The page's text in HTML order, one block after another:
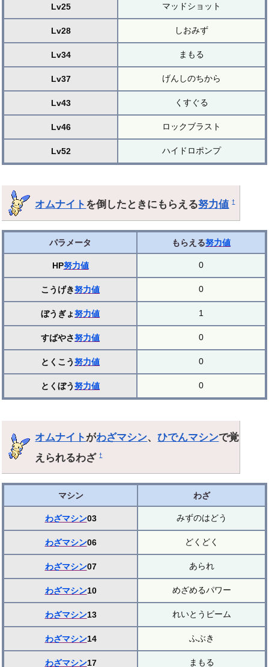
Lv25 マッドショット
Lv28 しおみず
Lv34 まもる
Lv37 げんしのちから
Lv43 くすぐる
Lv46 ロックブラスト
Lv52 ハイドロポンプ
オムナイト を倒したときにもらえる努力値 †
パラメータ もらえる努力値
HP努力値 0
こうげき努力値 0
ぼうぎょ努力値 1
すばやさ努力値 0
とくこう努力値 0
とくぼう努力値 0
オムナイトがわざマシン、ひでんマシンで覚
えられるわざ†
マシン わざ
わざマシン03 みずのはどう
わざマシン06 どくどく
わざマシン07 あられ
わざマシン10 めざめるパワー
わざマシン13 れいとうビーム
わざマシン14 ふぶき
わざマシン17 まもる